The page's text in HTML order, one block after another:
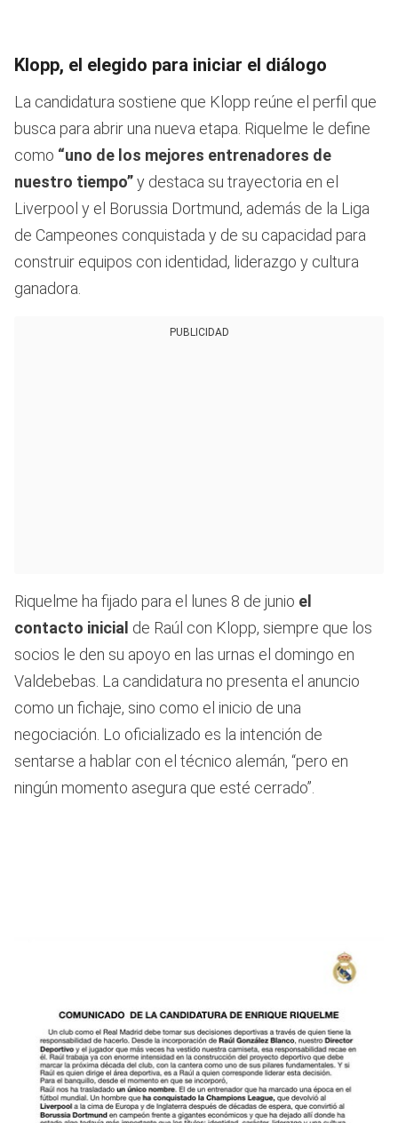
Klopp, el elegido para iniciar el diálogo
La candidatura sostiene que Klopp reúne el perfil que
busca para abrir una nueva etapa. Riquelme le define
como “uno de los mejores entrenadores de
nuestro tiempo”y destaca su trayectoria en el
Liverpool y el Borussia Dortmund, además de la Liga
de Campeones conquistada y de su capacidad para
construir equipos con identidad, liderazgo y cultura
ganadora.
PUBLICIDAD
Riquelme ha fijado para el lunes 8 de junio el
contacto inicial de Raúl con Klopp, siempre que los
socios le den su apoyo en las urnas el domingo en
Valdebebas. La candidatura no presenta el anuncio
como un fichaje, sino como el inicio de una
negociación. Lo oficializado es la intención de
sentarse a hablar con el técnico alemán, “pero en
ningún momento asegura que esté cerrado”.